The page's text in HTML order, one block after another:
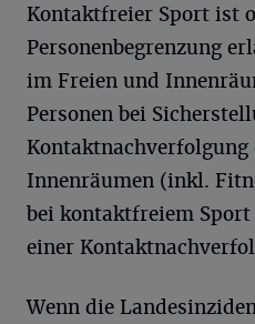
Kontaktfreier Sport ist
Personenbegrenzung
im Freien und
Personen bei
Innenräumen (inkl.
bei kontaktfreiem
einer
Wenn die